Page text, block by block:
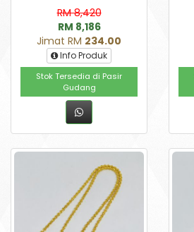
RM 8,420
RM 8,186
Jimat RM 234.00
Info Produk
Stok Tersedia di Pasir
Gudang